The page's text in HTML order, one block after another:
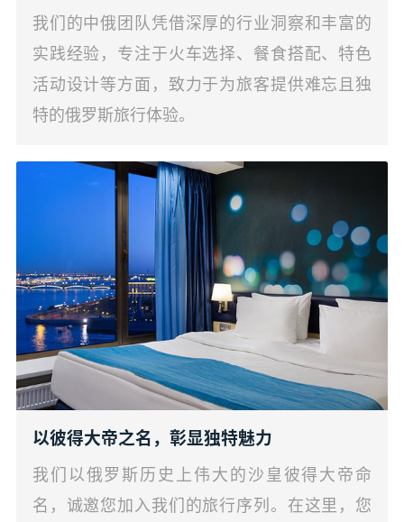
我们的中俄团队凭借深厚的行业洞察和丰富的
实践经验，专注于火车选择、餐食搭配、特色
活动设计等方面，致力于为旅客提供难忘且独
特的俄罗斯旅行体验。
以彼得大帝之名，彰显独特魅力
我们以俄罗斯历史上伟大的沙皇彼得大帝命
名，诚邀您加入我们的旅行序列。在这里，您